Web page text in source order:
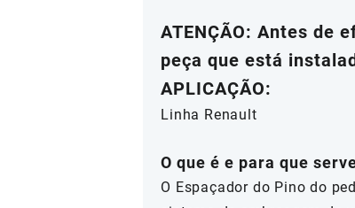
ATENÇÃO: Antes de
peça que está
APLICAÇÃO:
Linha Renault
O que é e para que
O Espaçador do Pino do